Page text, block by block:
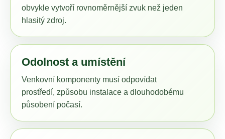
obvykle vytvoří rovnoměrnější zvuk než jeden
hlasitý zdroj.
Odolnost a umístění
Venkovní komponenty musí odpovídat
prostředí, způsobu instalace a dlouhodobému
působení počasí.
a
í